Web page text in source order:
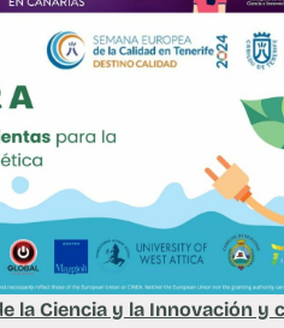
la Ciencia y la Innovación y